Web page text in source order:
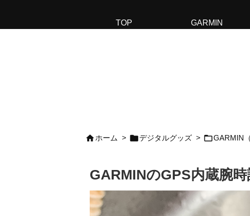
TOP GARMIN
ホーム > デジタルグッズ > GARMIN
GARMINのGPS内蔵腕